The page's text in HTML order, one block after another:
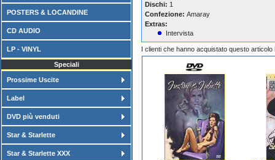
POSTERS & LOCANDINE
CD AUDIO
LP - VINYL
Speciali
Prossime Uscite
Label
DVD più venduti
Star & Starlette
Star & Starlette XXX
Dischi: 1
Confezione: Amaray
Extras:
Intervista
I clienti che hanno acquistato questo